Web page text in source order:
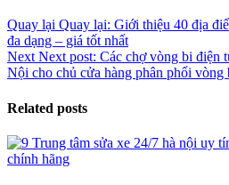
Quay lại Quay lại: Giới thiệu 40 địa
đa dạng – giá tốt nhất
Next Next post: Các chợ vòng bi điện
Nội cho chủ cửa hàng phân phối vòng
Related posts